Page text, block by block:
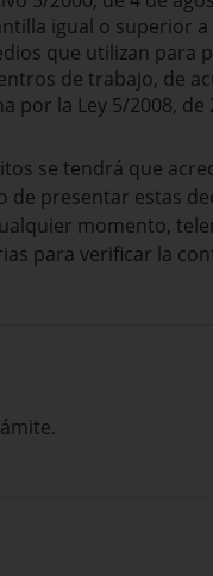
igual o superior
que utilizan para
de trabajo, de
por la Ley 5/2008,
se tendrá que
de presentar estas
momento,
para verificar la